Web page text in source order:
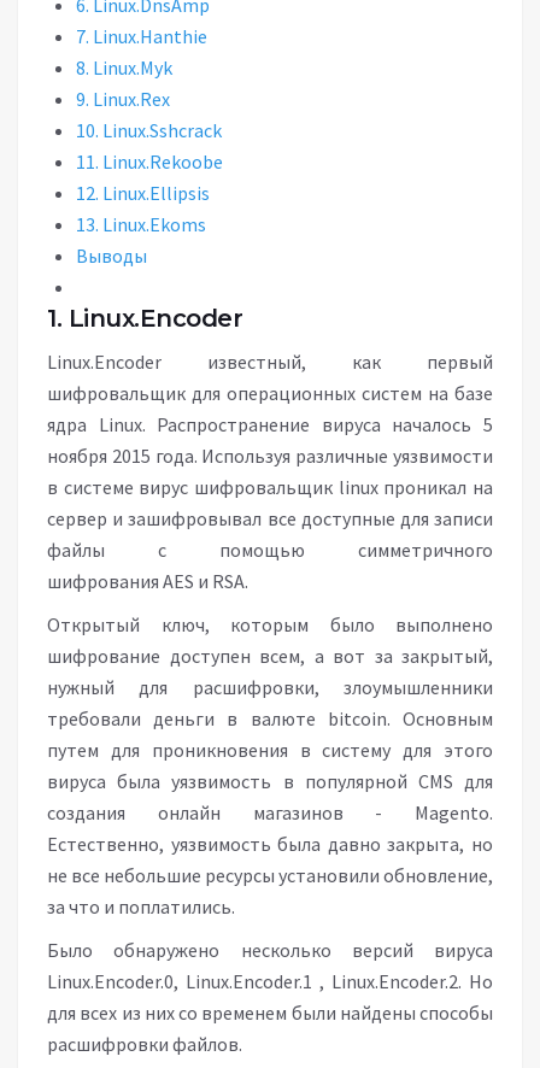
7. Linux.Hanthie
8. Linux.Myk
9. Linux.Rex
10. Linux.Sshcrack
11. Linux.Rekoobe
12. Linux.Ellipsis
13. Linux.Ekoms
Выводы
1. Linux.Encoder
Linux.Encoder известный, как первый
шифровальщик для операционных систем на базе
ядра Linux. Распространение вируса началось 5
ноября 2015 года. Используя различные уязвимости
в системе вирус шифровальщик linux проникал на
сервер и зашифровывал все доступные для записи
файлы с помощью симметричного
шифрования AES и RSA.
Открытый ключ, которым было выполнено
шифрование доступен всем, а вот за закрытый,
нужный для расшифровки, злоумышленники
требовали деньги в валюте bitcoin. Основным
путем для проникновения в систему для этого
вируса была уязвимость в популярной CMS для
создания онлайн магазинов - Magento.
Естественно, уязвимость была давно закрыта, но
не все небольшие ресурсы установили обновление,
за что и поплатились.
Было обнаружено несколько версий вируса
Linux.Encoder.0, Linux.Encoder.1 , Linux.Encoder.2. Но
для всех из них со временем были найдены способы
расшифровки файлов.